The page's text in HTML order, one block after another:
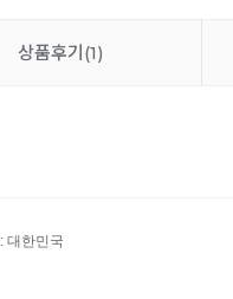
상품후기(1)
: 대한민국